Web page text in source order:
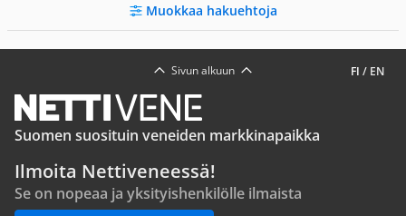
Muokkaa hakuehtoja
FI / EN
Sivun alkuun
Suomen suosituin veneiden markkinapaikka
Ilmoita Nettiveneessä!
Se on nopeaa ja yksityishenkilölle ilmaista